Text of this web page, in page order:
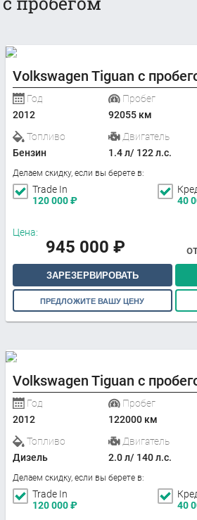
Volkswagen Tiguan с
Год
2012
Пробег
92055 км
Топливо
Бензин
Двигатель
1.4 л/ 122 л.с.
Делаем скидку, если вы берете в:
Trade In
120 000₽
40
Цена:
945 000 ₽
ЗАРЕЗЕРВИРОВАТЬ
ПРЕДЛОЖИТЕ ВАШУ ЦЕНУ
Volkswagen Tiguan с
Год
2012
Пробег
122000 км
Топливо
Дизель
Двигатель
2.0 л/ 140 л.с.
Делаем скидку, если вы берете в:
Trade In
120 000₽
40